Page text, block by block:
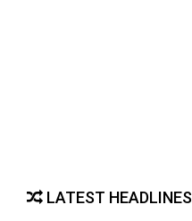
LATEST HEADLINES